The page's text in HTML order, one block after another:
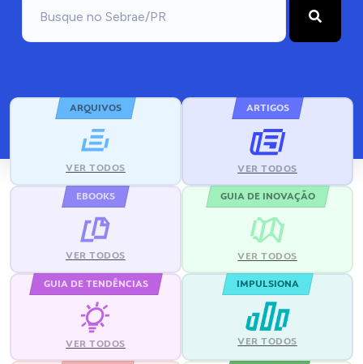
ARQUIVOS
VER TODOS
ARTIGOS
VER TODOS
EBOOKS
VER TODOS
GUIA DE INOVAÇÃO
VER TODOS
GUIA DE TENDÊNCIAS
VER TODOS
IMPULSIONA
VER TODOS